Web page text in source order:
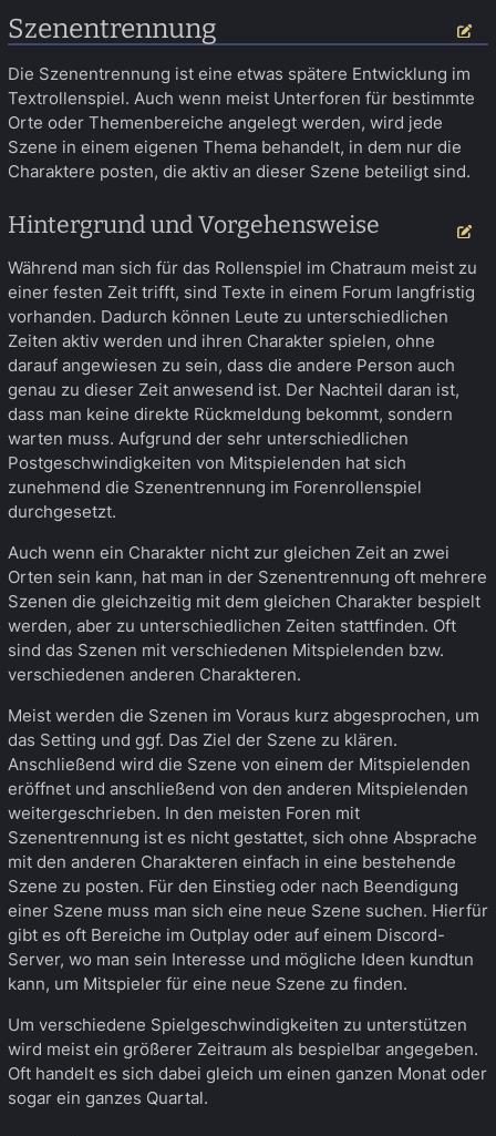
Szenentrennung
Die Szenentrennung ist eine etwas spätere Entwicklung im
Textrollenspiel. Auch wenn meist Unterforen für bestimmte
Orte oder Themenbereiche angelegt werden, wird jede
Szene in einem eigenen Thema behandelt, in dem nur die
Charaktere posten, die aktiv an dieser Szene beteiligt sind.
Hintergrund und Vorgehensweise
Während man sich für das Rollenspiel im Chatraum meist zu
einer festen Zeit trifft, sind Texte in einem Forum langfristig
vorhanden. Dadurch können Leute zu unterschiedlichen
Zeiten aktiv werden und ihren Charakter spielen, ohne
darauf angewiesen zu sein, dass die andere Person auch
genau zu dieser Zeit anwesend ist. Der Nachteil daran ist,
dass man keine direkte Rückmeldung bekommt, sondern
warten muss. Aufgrund der sehr unterschiedlichen
Postgeschwindigkeiten von Mitspielenden hat sich
zunehmend die Szenentrennung im Forenrollenspiel
durchgesetzt.
Auch wenn ein Charakter nicht zur gleichen Zeit an zwei
Orten sein kann, hat man in der Szenentrennung oft mehrere
Szenen die gleichzeitig mit dem gleichen Charakter bespielt
werden, aber zu unterschiedlichen Zeiten stattfinden. Oft
sind das Szenen mit verschiedenen Mitspielenden bzw.
verschiedenen anderen Charakteren.
Meist werden die Szenen im Voraus kurz abgesprochen, um
das Setting und ggf. Das Ziel der Szene zu klären.
Anschließend wird die Szene von einem der Mitspielenden
eröffnet und anschließend von den anderen Mitspielenden
weitergeschrieben. In den meisten Foren mit
Szenentrennung ist es nicht gestattet, sich ohne Absprache
mit den anderen Charakteren einfach in eine bestehende
Szene zu posten. Für den Einstieg oder nach Beendigung
einer Szene muss man sich eine neue Szene suchen. Hierfür
gibt es oft Bereiche im Outplay oder auf einem Discord-
Server, wo man sein Interesse und mögliche Ideen kundtun
kann, um Mitspieler für eine neue Szene zu finden.
Um verschiedene Spielgeschwindigkeiten zu unterstützen
wird meist ein größerer Zeitraum als bespielbar angegeben.
Oft handelt es sich dabei gleich um einen ganzen Monat oder
sogar ein ganzes Quartal.